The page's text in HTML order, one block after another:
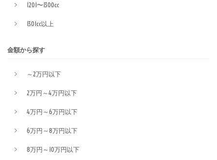
1201〜1300cc
1301cc以上
金額から探す
～2万円以下
2万円～4万円以下
4万円～6万円以下
6万円～8万円以下
8万円～10万円以下